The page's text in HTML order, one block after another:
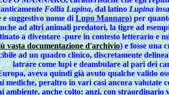
Follia Lupina, dal latino Lupina
suggestivo nome diLupo Mannaro) per
ad altri animali predatori, la tigre ad
a diventare -pure in contesto letterario e
vasta documentazione d'archivio) e fosse una
ad un quadro clinico, discretamente
latrare come lupi e deambulare al pari dei
aveva quindi già avuto qualche valido
mediche, peraltro in vari casi ancora
ambiente, anche colto: anzi, con